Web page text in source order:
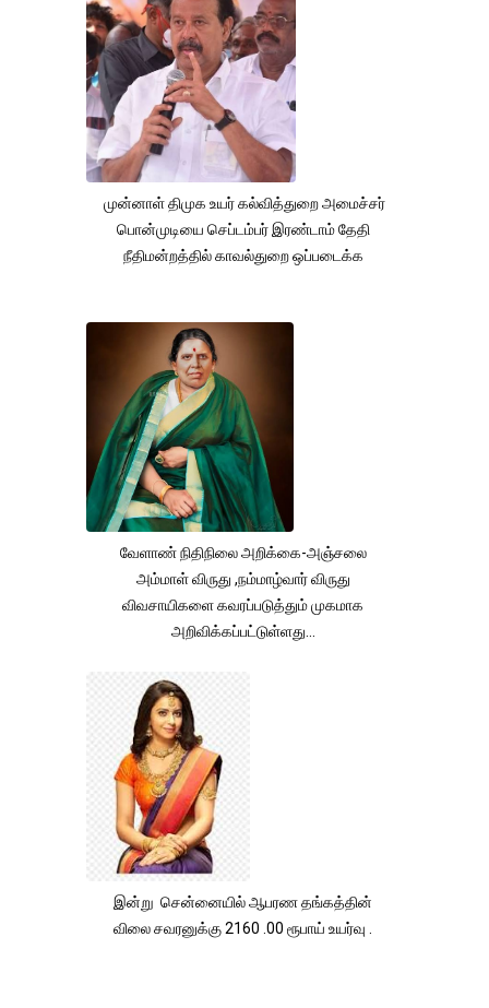
முன்னாள் திமுக உயர் கல்வித்துறை அமைச்சர்
பொன்முடியை செப்டம்பர் இரண்டாம் தேதி
நீதிமன்றத்தில் காவல்துறை ஒப்படைக்க
வேளாண் நிதிநிலை அறிக்கை-அஞ்சலை
அம்மாள் விருது ,நம்மாழ்வார் விருது
விவசாயிகளை கவரப்படுத்தும் முகமாக
அறிவிக்கப்பட்டுள்ளது...
இன்று சென்னையில் ஆபரண தங்கத்தின்
விலை சவரனுக்கு 2160 .00 ரூபாய் உயர்வு .